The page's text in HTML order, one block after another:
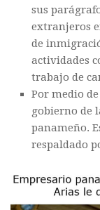
sus
extranjeros
de
actividades
trabajo de
Por medio
gobierno de
panameño.
respaldado